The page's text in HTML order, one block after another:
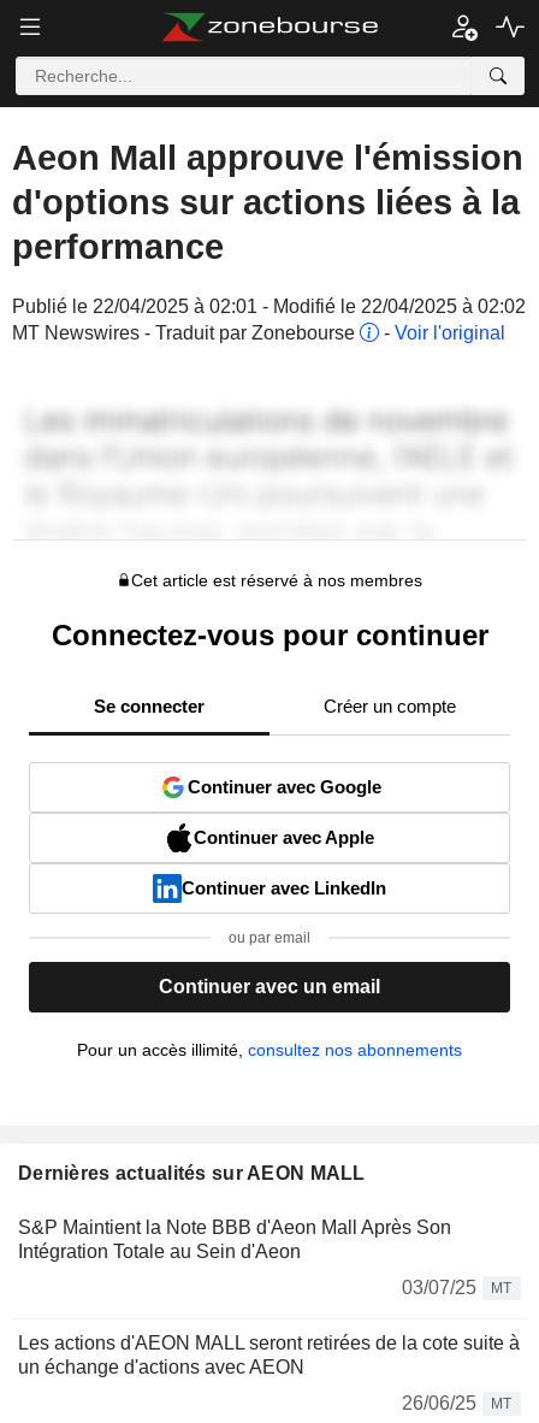
Aeon Mall approuve l'émission
d'options sur actions liées à la
performance
Publié le 22/04/2025 à 02:01 - Modifié le 22/04/2025 à 02:02
MT Newswires - Traduit par Zonebourse
- Voir l'original
Cet article est réservé à nos membres
Connectez-vous pour continuer
Se connecter Créer un compte
Continuer avec Google
Continuer avec Apple
Continuer avec LinkedIn
ou par email
Continuer avec un email
Pour un accès illimité, consultez nos abonnements
Dernières actualités sur AEON MALL
S&P Maintient la Note BBB d'Aeon Mall Après Son
Intégration Totale au Sein d'Aeon
03/07/25
MT
Les actions d'AEON MALL seront retirées de la cote suite à
un échange d'actions avec AEON
26/06/25
MT